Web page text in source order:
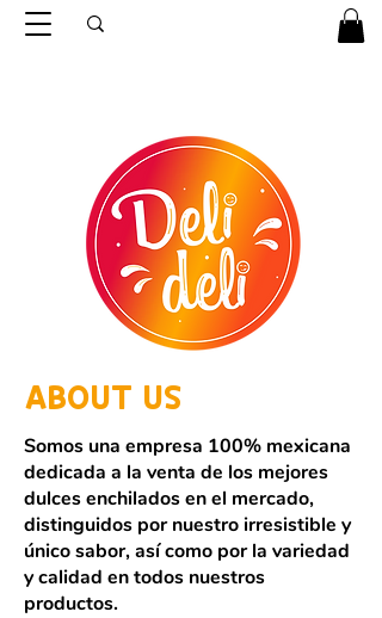
ABOUT US
Somos una empresa 100% mexicana
dedicada a la venta de los mejores
dulces enchilados en el mercado,
distinguidos por nuestro irresistible y
único sabor, así como por la variedad
y calidad en todos nuestros
productos.